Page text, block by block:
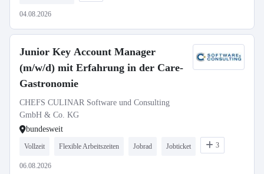
04.08.2026
Junior Key Account Manager
(m/w/d) mit Erfahrung in der Care-
Gastronomie
CHEFS CULINAR Software und Consulting
GmbH & Co. KG
bundesweit
Vollzeit Flexible Arbeitszeiten Jobrad Jobticket 3
06.08.2026